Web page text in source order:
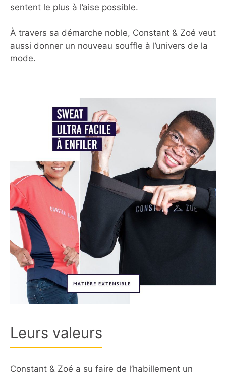
sentent le plus à l’aise possible.
À travers sa démarche noble, Constant & Zoé veut
aussi donner un nouveau souffle à l’univers de la
mode.
Leurs valeurs
Constant & Zoé a su faire de l’habillement un